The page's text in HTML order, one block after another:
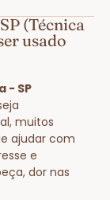
(Técnica
usado
- SP
muitos
ajudar com
e
dor nas